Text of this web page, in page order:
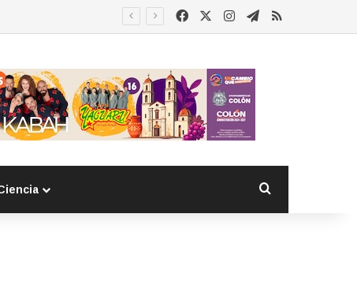
FacebookInstagram
Telegram
RSS